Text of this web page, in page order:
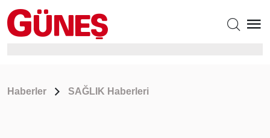
Haberler SAĞLIK Haberleri